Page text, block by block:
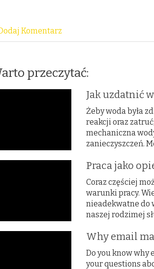
Komentarz
przeczytać:
Jak uzdatnić
Żeby woda była
reakcji oraz
mechaniczna
zanieczyszczeń.
Praca jako
Coraz częściej
warunki pracy.
nieadekwatne do
naszej rodzimej
Why email
Do you know why
your questions